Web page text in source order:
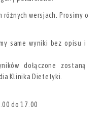
różnych wersjach. Prosimy o
same wyniki bez opisu i
dołączone zostaną
Klinika Dietetyki.
do 17.00